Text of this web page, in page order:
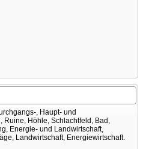
, Haupt- und
Höhle, Schlachtfeld, Bad,
Energie- und Landwirtschaft,
Landwirtschaft, Energiewirtschaft.